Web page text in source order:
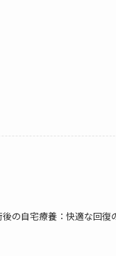
の自宅療養：快適な回復